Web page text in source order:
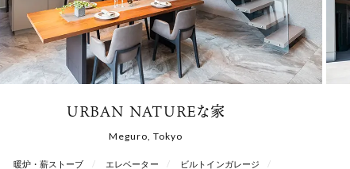
URBAN NATUREな家
Meguro, Tokyo
暖炉・薪ストーブ エレベーター
ビルトインガレージ